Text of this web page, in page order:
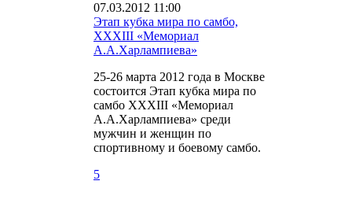
07.03.2012 11:00
Этап кубка мира по самбо,
ХХХIII «Мемориал
А.А.Харлампиева»
25-26 марта 2012 года в Москве
состоится Этап кубка мира по
самбо ХХХIII «Мемориал
А.А.Харлампиева» среди
мужчин и женщин по
спортивному и боевому самбо.
5